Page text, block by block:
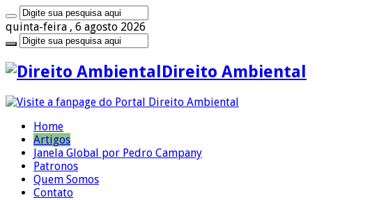
quinta-feira , 6 agosto 2026
Direito Ambiental
Home
Artigos
Janela Global por Pedro Campany
Patronos
Quem Somos
Contato